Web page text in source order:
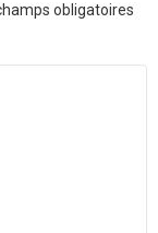
obligatoires